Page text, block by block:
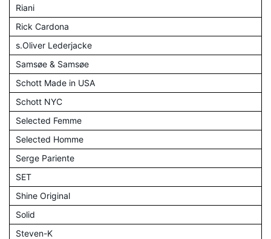
Riani
Rick Cardona
s.Oliver Lederjacke
Samsøe & Samsøe
Schott Made in USA
Schott NYC
Selected Femme
Selected Homme
Serge Pariente
SET
Shine Original
Solid
Steven-K